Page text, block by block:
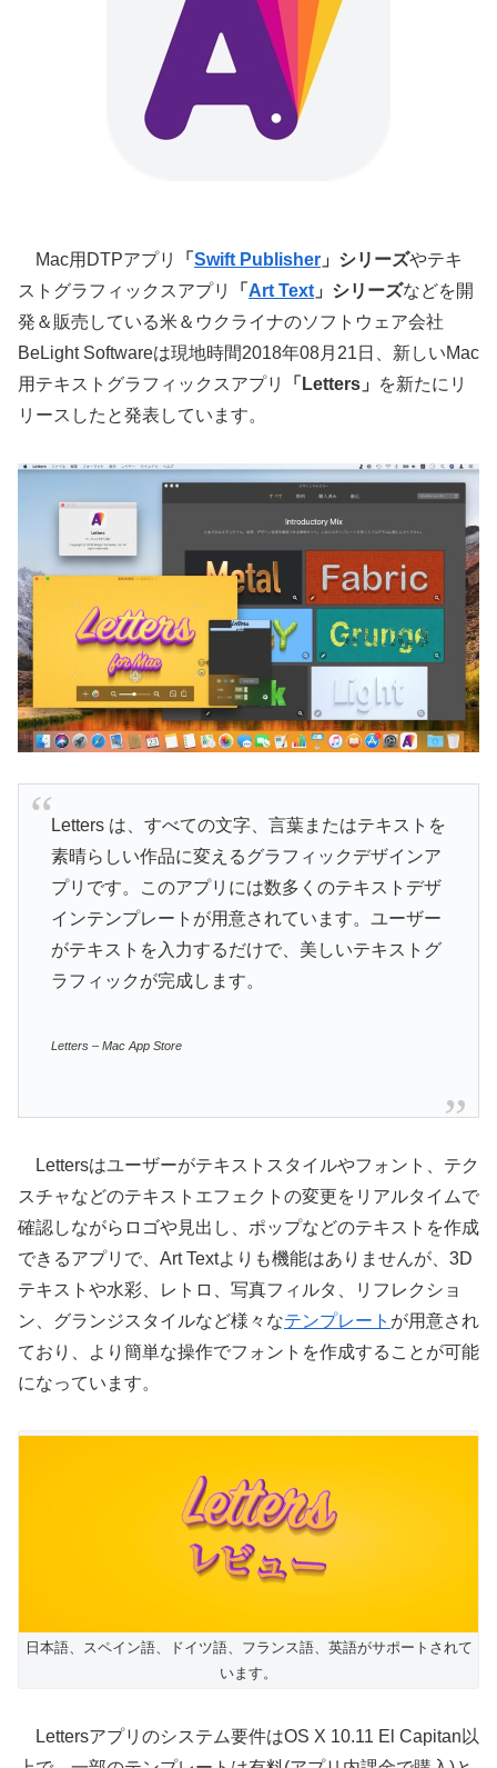
Mac用DTPアプリ 「 Swift Publisher 」シリーズやテキ
ストグラフィックスアプリ
「 Art Text 」シリーズなどを開
発＆販売している米＆ウクライナのソフトウェア会社
BeLight Softwareは現地時間2018年08月21日、新しいMac
用テキストグラフィックスアプリ
「Letters」
を新たにリ
リースしたと発表しています。
Letters は、すべての文字、言葉またはテキストを
素晴らしい作品に変えるグラフィックデザインア
プリです。このアプリには数多くのテキストデザ
インテンプレートが用意されています。ユーザー
がテキストを入力するだけで、美しいテキストグ
ラフィックが完成します。
Letters – Mac App Store
Lettersはユーザーがテキストスタイルやフォント、テク
スチャなどのテキストエフェクトの変更をリアルタイムで
確認しながらロゴや見出し、ポップなどのテキストを作成
できるアプリで、Art Textよりも機能はありませんが、3D
テキストや水彩、レトロ、写真フィルタ、リフレクショ
ン、グランジスタイルなど様々なテンプレート が用意され
ており、より簡単な操作でフォントを作成することが可能
になっています。
日本語、スペイン語、ドイツ語、フランス語、英語がサポートされて
います。
Lettersアプリのシステム要件はOS X 10.11 El Capitan以